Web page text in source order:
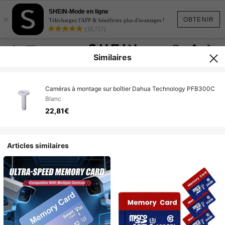
OBTENIR
×
SHEIN-Mode en ligne
Téléchargez l'APP & bénéficiez plus d'avantages !
(18,717)
Similaires
Caméras à montage sur boîtier Dahua Technology PFB300C
Blanc
22,81€
Articles similaires